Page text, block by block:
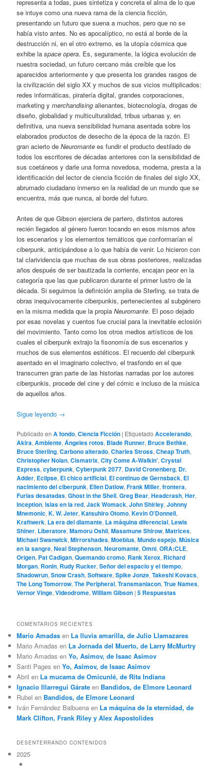
representa a todas, pues sintetiza y concreta el alma de lo que
se intuye como una nueva rama de la ciencia ficción,
presentando un futuro que suena a muchos, pero que no se
había visto antes. No es apocalíptico, no está al borde de la
destrucción ni, en el otro extremo, es la utopía cósmica que
exhibe laspace opera. Es, seguramente, la lógica evolución de
nuestra sociedad, un futuro cercano más creíble que los
aparecidos anteriormente y que presenta los grandes rasgos de
la civilización del siglo XX y muchos de sus vicios multiplicados:
redes informáticas, piratería digital, grandes corporaciones,
marketing ymerchandisingalienantes, biotecnología, drogas de
diseño, globalidad y multiculturalidad, tribus urbanas y, en
definitiva, una nueva sensibilidad humana asentada sobre los
elaborados productos de desecho de la época de la razón. El
gran acierto deNeuromante es fundir el producto destilado de
todos los escritores de décadas anteriores con la sensibilidad de
sus coetáneos y darle una forma novedosa, moderna, presta a la
identificación del lector de ciencia ficción de finales del siglo XX,
abrumado ciudadano inmerso en la realidad de un mundo que se
encuentra, más que nunca, al borde del futuro.
Antes de que Gibson ejerciera de partero, distintos autores
recién llegados al género fueron tocando en esos mismos años
los escenarios y los elementos temáticos que conformarían el
ciberpunk, anticipándose a lo que había de venir. Lo hicieron con
tal clarividencia que muchas de sus obras posteriores, realizadas
años después de ser bautizada la corriente, encajan peor en la
categoría que las que publicaron durante el primer lustro de la
década. Si seguimos la definición amplia de Sterling, se trata de
obras inequívocamente ciberpunkis, pertenecientes al subgénero
en la misma medida que la propiaNeuromante. El poso dejado
por esas novelas y cuentos fue crucial para la inevitable eclosión
del movimiento. Tanto como los otros medios artísticos de los
cuales el ciberpunk extrajo la fisonomía de sus escenarios y
muchos de sus elementos estéticos. El recuerdo del ciberpunk
asentado en el imaginario colectivo, el trasfondo en el que
transcurren gran parte de las historias narradas por los autores
ciberpunkis, procede del cine y del cómic e incluso de la música
de aquellos años.
Sigue leyendo →
Publicado en A fondo,Ciencia Ficción | Etiquetado Accelerando,
Akira,Ambiente,Ángeles rotos, Blade Runner, Bruce Bethke,
Bruce Sterling,Carbono alterado,Charles Stross,Cheap Truth,
Christopher Nolan,Cismatrix,City Come A-Walkin',Crystal
Express,cyberpunk,Cyberpunk 2077, David Cronenberg, Dr.
Adder, Eclipse, El chico artificial, El continuo de Gernsback, El
nacimiento del ciberpunk, Ellen Datlow,Frank Miller,frontera,
Furias desatadas,Ghost in the Shell,Greg Bear,Headcrash,Her,
Inception,Islas en la red,Jack Womack,John Shirley,Johnny
Mnemonic,K. W. Jeter,Katsuhiro Otomo,Kevin O'Donnell,
Kraftwerk, La era del diamante, La máquina diferencial, Lewis
Shiner, Liberatore,Mamoru Oshii,Masamune Shirow,Matrices,
Michael Swanwick,Mirrorshades,Moebius,Mundo espejo,Música
en la sangre,Neal Stephenson,Neuromante,Omni,ORA:CLE,
Origen, Pat Cadigan,Quemando cromo, Rank Xerox, Richard
Morgan, Ronin, Rudy Rucker,Señor del espacio y el tiempo,
Shadowrun,Snow Crash,Software,Spike Jonze,Takeshi Kovacs,
The Long Tomorrow,The Peripheral,Transmaniacon,True Names,
Vernor Vinge,Videodrome,William Gibson |5 Respuestas
COMENTARIOS RECIENTES
Mario Amadas en La lluvia amarilla, de Julio Llamazares
Mario Amadas en La Jornada del Muerto, de Larry McMurtry
Mario Amadas enYo, Asimov, de Isaac Asimov
Santi Pages enYo, Asimov, de Isaac Asimov
Abril en La mucama de Omicunlé, de Rita Indiana
Ignacio Illarregui Gárate en Bandidos, de Elmore Leonard
Rubel en Bandidos, de Elmore Leonard
Iván Fernández Balbuena en La máquina de la eternidad, de
Mark Clifton, Frank Riley y Alex Aspostolides
DESENTERRANDO CONTENIDOS
2025